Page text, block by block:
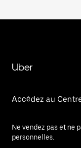
Uber
Accédez au
Ne vendez pas et ne
personnelles.